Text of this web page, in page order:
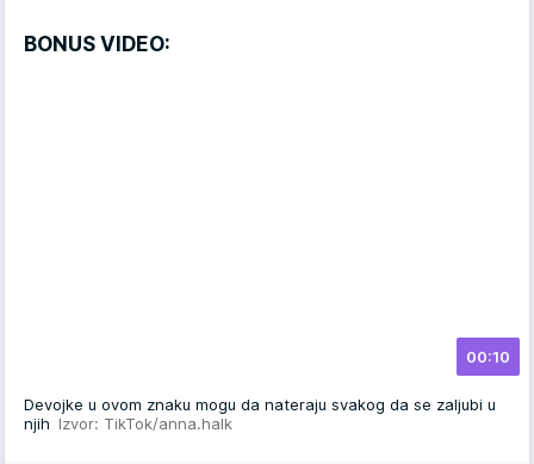
BONUS VIDEO:
00:10
Devojke u ovom znaku mogu da nateraju svakog da se zaljubi u
njih Izvor: TikTok/anna.halk